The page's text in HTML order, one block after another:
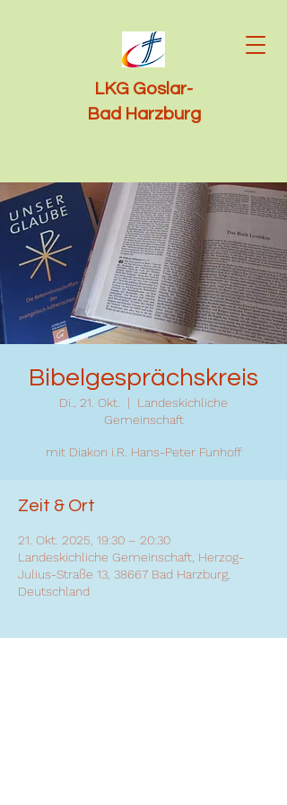
LKG Goslar-
Bad Harzburg
Bibelgesprächskreis
Di., 21. Okt.
  |
Landeskichliche
Gemeinschaft
mit Diakon i.R. Hans-Peter Funhoff
Zeit & Ort
21. Okt. 2025, 19:30 – 20:30
Landeskichliche Gemeinschaft, Herzog-
Julius-Straße 13, 38667 Bad Harzburg,
Deutschland